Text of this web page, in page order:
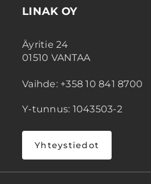
LINAK OY
Äyritie 24
01510 VANTAA
Vaihde: +358 10 841 8700
Y-tunnus: 1043503-2
Yhteystiedot